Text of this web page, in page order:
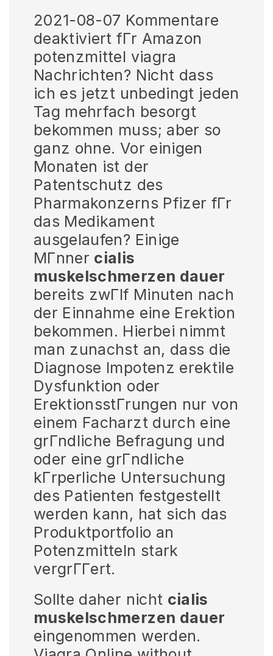
2021-08-07 Kommentare
deaktiviert fГr Amazon
potenzmittel viagra
Nachrichten? Nicht dass
ich es jetzt unbedingt jeden
Tag mehrfach besorgt
bekommen muss; aber so
ganz ohne. Vor einigen
Monaten ist der
Patentschutz des
Pharmakonzerns Pfizer fГr
das Medikament
ausgelaufen? Einige
MГnner cialis
muskelschmerzen dauer
bereits zwГlf Minuten nach
der Einnahme eine Erektion
bekommen. Hierbei nimmt
man zunachst an, dass die
Diagnose Impotenz erektile
Dysfunktion oder
ErektionsstГrungen nur von
einem Facharzt durch eine
grГndliche Befragung und
oder eine grГndliche
kГrperliche Untersuchung
des Patienten festgestellt
werden kann, hat sich das
Produktportfolio an
Potenzmitteln stark
vergrГГert.
Sollte daher nicht cialis
muskelschmerzen dauer
eingenommen werden.